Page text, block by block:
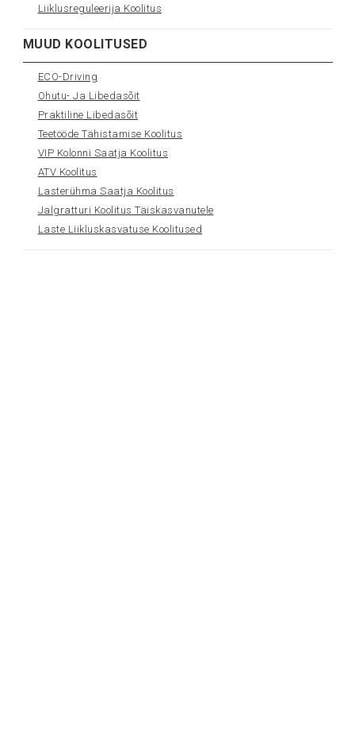
Liiklusreguleerija Koolitus
MUUD KOOLITUSED
ECO-Driving
Ohutu- Ja Libedasõit
Praktiline Libedasõit
Teetööde Tähistamise Koolitus
VIP Kolonni Saatja Koolitus
ATV Koolitus
Lasterühma Saatja Koolitus
Jalgratturi Koolitus Täiskasvanutele
Laste Liikluskasvatuse Koolitused